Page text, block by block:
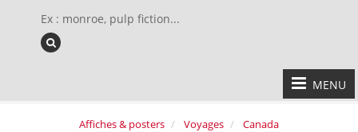
Ex : monroe, pulp fiction...
MENU
Affiches & posters Voyages
Canada